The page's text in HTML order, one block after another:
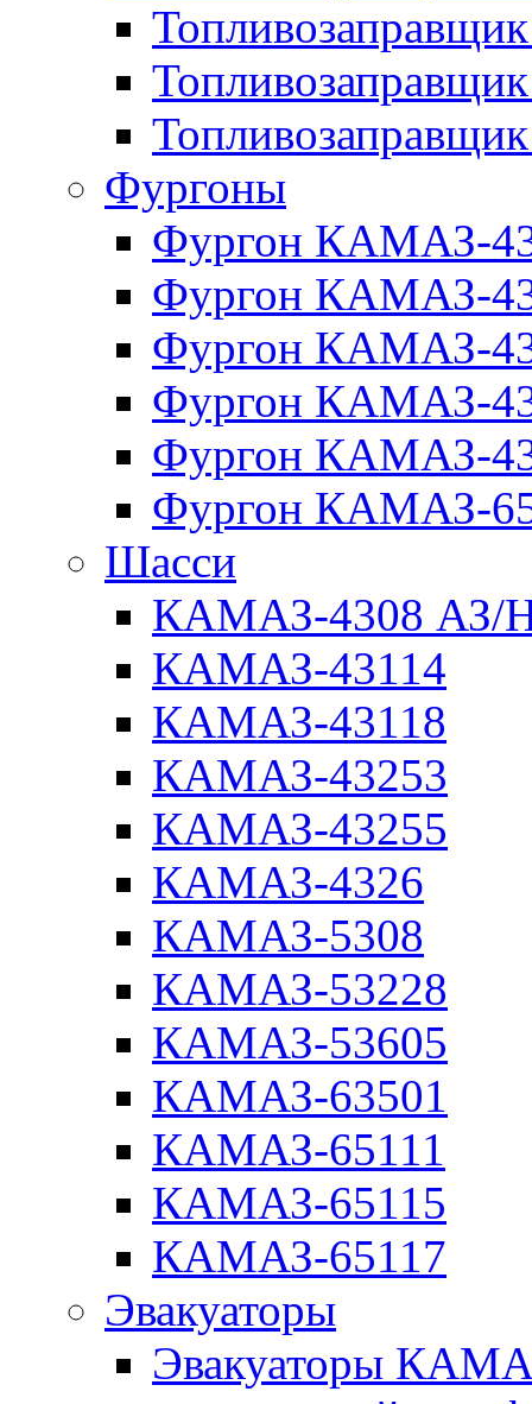
Фургоны
Фургон КАМАЗ-
Фургон КАМАЗ-
Фургон КАМАЗ-
Фургон КАМАЗ-
Фургон КАМАЗ-
Фургон КАМАЗ-
Шасси
КАМАЗ-4308 АЗ/
КАМАЗ-43114
КАМАЗ-43118
КАМАЗ-43253
КАМАЗ-43255
КАМАЗ-4326
КАМАЗ-5308
КАМАЗ-53228
КАМАЗ-53605
КАМАЗ-63501
КАМАЗ-65111
КАМАЗ-65115
КАМАЗ-65117
Эвакуаторы
Эвакуаторы